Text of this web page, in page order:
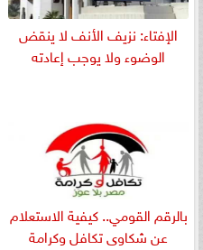
الإفتاء: نزيف الأنف لا ينقض
الوضوء ولا يوجب إعادته
بالرقم القومي.. كيفية الاستعلام
عن شكاوى تكافل وكرامة